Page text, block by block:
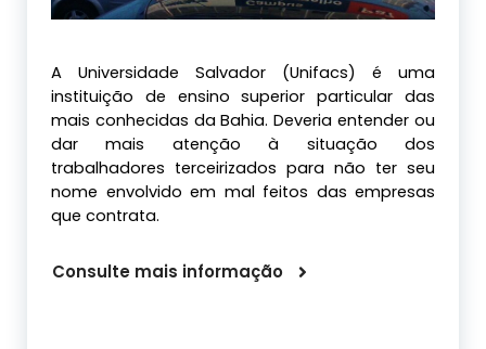
A Universidade Salvador (Unifacs) é uma
instituição de ensino superior particular das
mais conhecidas da Bahia. Deveria entender ou
dar mais atenção à situação dos
trabalhadores terceirizados para não ter seu
nome envolvido em mal feitos das empresas
que contrata.
Consulte mais informação